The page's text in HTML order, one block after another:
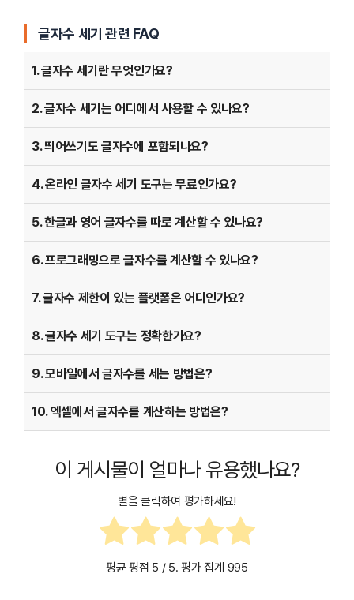
글자수 세기 관련 FAQ
1. 글자수 세기란 무엇인가요?
2. 글자수 세기는 어디에서 사용할 수 있나요?
3. 띄어쓰기도 글자수에 포함되나요?
4. 온라인 글자수 세기 도구는 무료인가요?
5. 한글과 영어 글자수를 따로 계산할 수 있나요?
6. 프로그래밍으로 글자수를 계산할 수 있나요?
7. 글자수 제한이 있는 플랫폼은 어디인가요?
8. 글자수 세기 도구는 정확한가요?
9. 모바일에서 글자수를 세는 방법은?
10. 엑셀에서 글자수를 계산하는 방법은?
이 게시물이 얼마나 유용했나요?
별을 클릭하여 평가하세요!
평균 평점 5 / 5. 평가 집계 995